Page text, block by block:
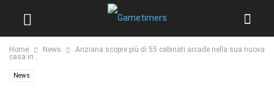
Home News
Anziana scopre più di 55 cabinati arcade nella sua nuova
casa in...
News